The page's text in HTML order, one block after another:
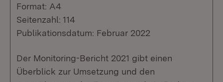
Format: A4
Seitenzahl: 114
Publikationsdatum: Februar 2022
Der Monitoring-Bericht 2021 gibt einen
Überblick zur Umsetzung und den